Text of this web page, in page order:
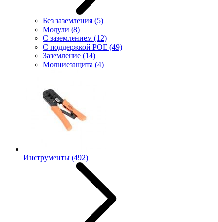
Без заземления (5)
Модули (8)
С заземлением (12)
С поддержкой POE (49)
Заземление (14)
Молниезащита (4)
Инструменты (492)